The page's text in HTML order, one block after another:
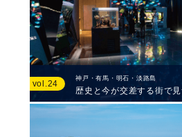
vol.24
神戸・有馬・明石・淡路島
歴史と今が交差する街で